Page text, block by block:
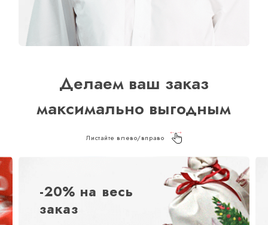
Делаем ваш заказ
максимально выгодным
Листайте влево/вправо
-20% на весь
заказ